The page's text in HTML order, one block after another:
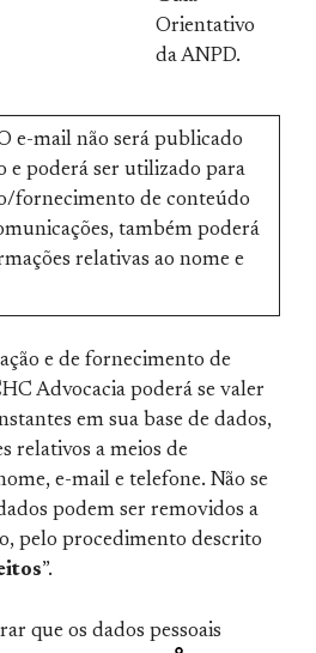
Orientativo
da ANPD.
e-mail não será publicado
e poderá ser utilizado para
fornecimento de conteúdo
também poderá
relativas ao nome e
e de fornecimento de
Advocacia poderá se valer
em sua base de dados,
relativos a meios de
e-mail e telefone. Não se
podem ser removidos a
pelo procedimento descrito
”.
que os dados pessoais